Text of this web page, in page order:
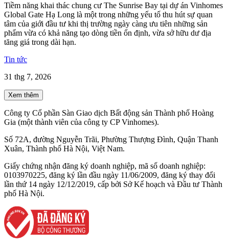
Tiềm năng khai thác chung cư The Sunrise Bay tại dự án Vinhomes
Global Gate Hạ Long là một trong những yếu tố thu hút sự quan
tâm của giới đầu tư khi thị trường ngày càng ưu tiên những sản
phẩm vừa có khả năng tạo dòng tiền ổn định, vừa sở hữu dư địa
tăng giá trong dài hạn.
Tin tức
31 thg 7, 2026
Xem thêm
Công ty Cổ phần Sàn Giao dịch Bất động sản Thành phố Hoàng
Gia (một thành viên của công ty CP Vinhomes).
Số 72A, đường Nguyễn Trãi, Phường Thượng Đình, Quận Thanh
Xuân, Thành phố Hà Nội, Việt Nam.
Giấy chứng nhận đăng ký doanh nghiệp, mã số doanh nghiệp:
0103970225, đăng ký lần đầu ngày 11/06/2009, đăng ký thay đổi
lần thứ 14 ngày 12/12/2019, cấp bởi Sở Kế hoạch và Đầu tư Thành
phố Hà Nội.